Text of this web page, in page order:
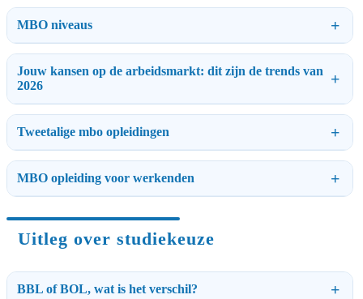
MBO niveaus
Jouw kansen op de arbeidsmarkt: dit zijn de trends van
2026
Tweetalige mbo opleidingen
MBO opleiding voor werkenden
Uitleg over studiekeuze
BBL of BOL, wat is het verschil?